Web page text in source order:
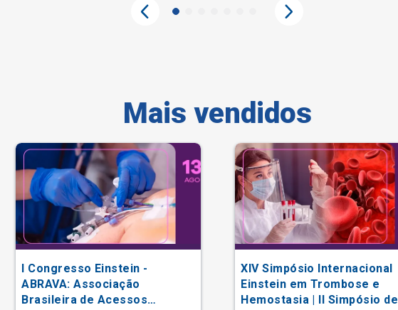
Mais vendidos
I Congresso Einstein -
ABRAVA: Associação
Brasileira de Acessos
XIV Simpósio Internacional
Einstein em Trombose e
Hemostasia | II Simpósio de